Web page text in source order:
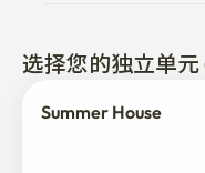
🌸 为了保持这个空间
您理解，这里不接待宠
选择您的独立单元
Summer House